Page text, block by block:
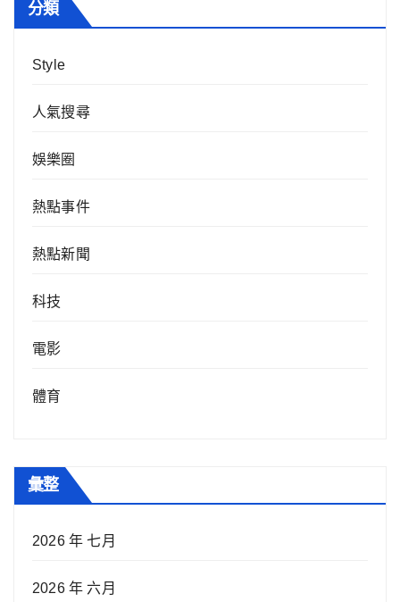
分類
Style
人氣搜尋
娛樂圈
熱點事件
熱點新聞
科技
電影
體育
彙整
2026 年 七月
2026 年 六月